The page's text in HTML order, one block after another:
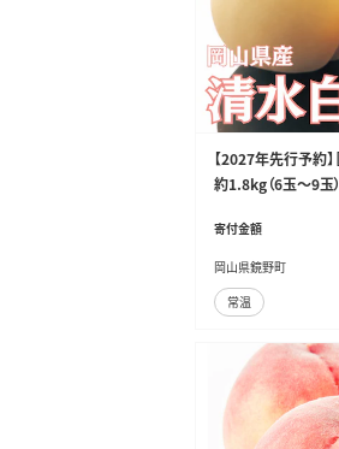
【2027年先行予約
約1.8kg（6玉～9玉
岡山産 産地直送
べ 岡山 鏡野町
寄付金額
岡山県鏡野町
常温